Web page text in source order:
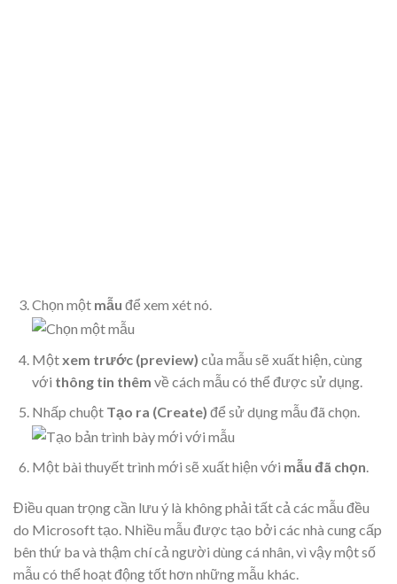
Chọn một mẫu để xem xét nó.
Mộtxem trước (preview) của mẫu sẽ xuất hiện, cùng
với thông tin thêm về cách mẫu có thể được sử dụng.
Nhấp chuột Tạo ra (Create) để sử dụng mẫu đã chọn.
Một bài thuyết trình mới sẽ xuất hiện với mẫu đã chọn.
Điều quan trọng cần lưu ý là không phải tất cả các mẫu đều
do Microsoft tạo. Nhiều mẫu được tạo bởi các nhà cung cấp
bên thứ ba và thậm chí cả người dùng cá nhân, vì vậy một số
mẫu có thể hoạt động tốt hơn những mẫu khác.